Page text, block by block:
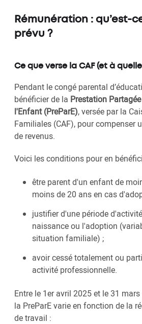
Rémunération : qu’est-
prévu ?
Ce que verse la CAF (et à
Pendant le congé parental
bénéficier de la Prestation
l'Enfant (PreParE), versée par la
Familiales (CAF), pour compenser
de revenus.
Voici les conditions pour en
être parent d'un enfant de
moins de 20 ans en cas
justifier d'une période
naissance ou l'adoption
situation familiale) ;
avoir cessé totalement ou
activité professionnelle.
Entre le 1er avril 2025 et le 31
la PreParE varie en fonction de la
de travail :